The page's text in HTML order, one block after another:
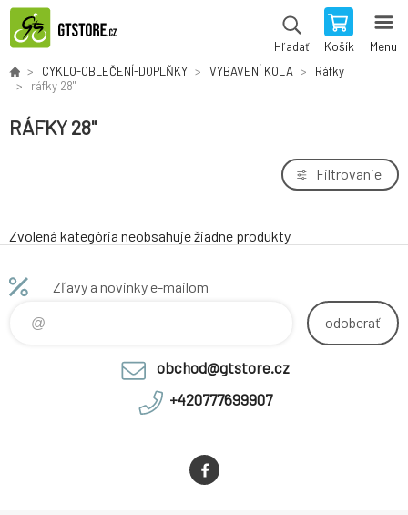
Hľadať Košík Menu
CYKLO-OBLEČENÍ-DOPLŇKY VYBAVENÍ KOLA
Ráfky
ráfky 28"
RÁFKY 28"
Filtrovanie
Zvolená kategória neobsahuje žiadne produkty
Zľavy a novinky e-mailom
odoberať
obchod@gtstore.cz
+420777699907